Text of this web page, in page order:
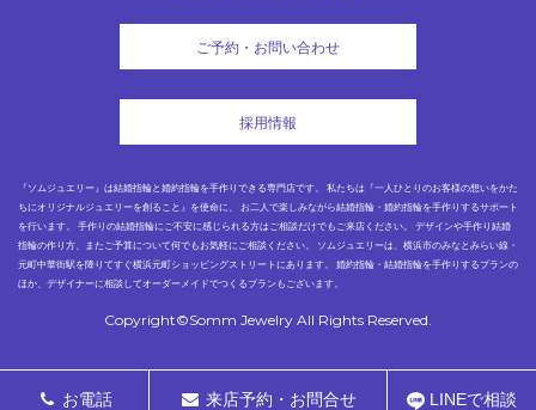
ご予約・お問い合わせ
採用情報
『ソムジュエリー』は結婚指輪と婚約指輪を手作りできる専門店です。 私たちは『一人ひとりのお客様の想いをかた
ちにオリジナルジュエリーを創ること』を使命に、 お二人で楽しみながら結婚指輪・婚約指輪を手作りするサポート
を行います。 手作りの結婚指輪にご不安に感じられる方はご相談だけでもご来店ください。 デザインや手作り結婚
指輪の作り方、またご予算について何でもお気軽にご相談ください。 ソムジュエリーは、横浜市のみなとみらい線・
元町中華街駅を降りてすぐ横浜元町ショッピングストリートにあります。 婚約指輪・結婚指輪を手作りするプランの
ほか、デザイナーに相談してオーダーメイドでつくるプランもございます。
Copyright©Somm Jewelry All Rights Reserved.
お電話 来店予約・お問合せ LINEで相談